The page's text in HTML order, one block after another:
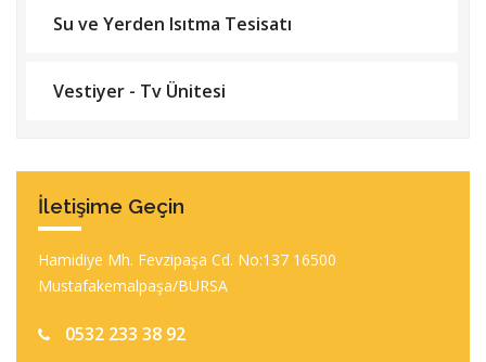
Su ve Yerden Isıtma Tesisatı
Vestiyer - Tv Ünitesi
İletişime Geçin
Hamidiye Mh. Fevzipaşa Cd. No:137 16500
Mustafakemalpaşa/BURSA
0532 233 38 92